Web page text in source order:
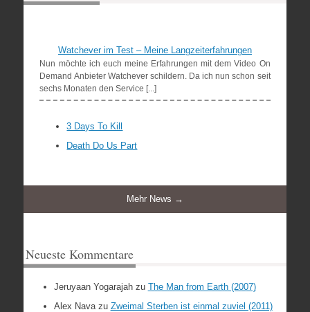
Watchever im Test – Meine Langzeiterfahrungen
Nun möchte ich euch meine Erfahrungen mit dem Video On
Demand Anbieter Watchever schildern. Da ich nun schon seit
sechs Monaten den Service [...]
3 Days To Kill
Death Do Us Part
Mehr News →
Neueste Kommentare
Jeruyaan Yogarajahzu The Man from Earth (2007)
Alex Navazu Zweimal Sterben ist einmal zuviel (2011)